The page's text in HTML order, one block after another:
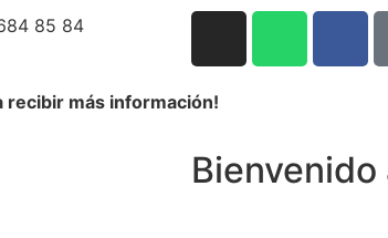
85 84
recibir más información!
Bienvenido